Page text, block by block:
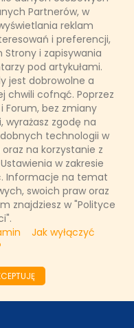
Partnerów, w
reklam
i preferencji,
i zapisywania
pod artykułami.
jest dobrowolne a
chwili cofnąć. Poprzez
Forum, bez zmiany
wyrażasz zgodę na
technologii w
na korzystanie z
w zakresie
Informacje na temat
swoich praw oraz
znajdziesz w "Polityce
Jak wyłączyć
zaostrzających się norm
ekologicznej, coraz
hybrydy zamiast
7 8 9 10
»